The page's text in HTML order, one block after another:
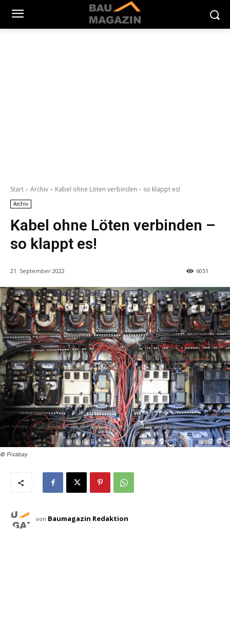
Start Archiv Kabel ohne Löten verbinden – so klappt es!
Archiv
Kabel ohne Löten verbinden –
so klappt es!
21. September 2022 6051
© Pixabay
von Baumagazin Redaktion